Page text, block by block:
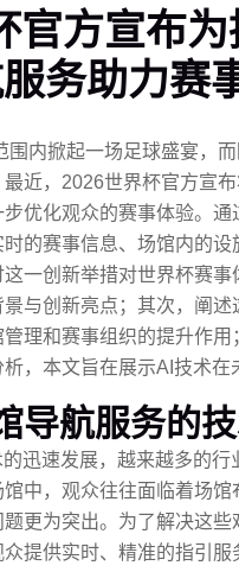
官方宣布
务助力赛
围内掀起一场足球盛宴，
近，2026世界杯官方宣
优化观众的赛事体验。
的赛事信息、场馆内的
一创新举措对世界杯赛
与创新亮点；其次，阐
理和赛事组织的提升作
，本文旨在展示AI技术在
导航服务的
迅速发展，越来越多的
中，观众往往面临着场
更为突出。为了解决这
提供实时、精准的指引